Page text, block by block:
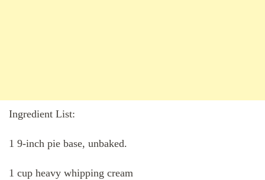
Ingredient List:
1 9-inch pie base, unbaked.
1 cup heavy whipping cream